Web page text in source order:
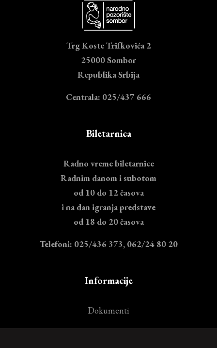
Trg Koste Trifkovića 2
25000 Sombor
Republika Srbija
Centrala: 025/437 666
Biletarnica
Radno vreme biletarnice
Radnim danom i subotom
od 10 do 12 časova
i na dan igranja predstave
od 18 do 20 časova
Telefoni: 025/436 373, 062/24 80 20
Informacije
Dokumenti
Cenovnik